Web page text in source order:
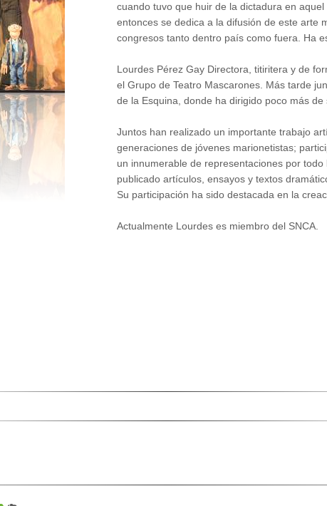
cuando tuvo que huir de la dictadura en
entonces se dedica a la difusión de este arte
congresos tanto dentro país como fuera. Ha
Lourdes Pérez Gay Directora, titiritera y de
el Grupo de Teatro Mascarones. Más tarde
de la Esquina, donde ha dirigido poco más de
Juntos han realizado un importante trabajo
generaciones de jóvenes marionetistas;
un innumerable de representaciones por
publicado artículos, ensayos y textos
Su participación ha sido destacada en la
Actualmente Lourdes es miembro del SNCA.